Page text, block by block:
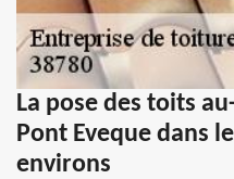
La pose des toits
Pont Eveque dans
environs